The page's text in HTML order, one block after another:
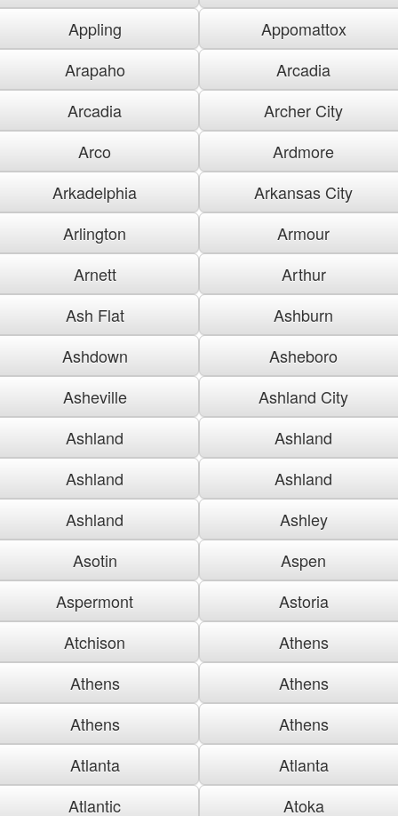
Appling
Appomattox
Arapaho
Arcadia
Arcadia
Archer City
Arco
Ardmore
Arkadelphia
Arkansas City
Arlington
Armour
Arnett
Arthur
Ash Flat
Ashburn
Ashdown
Asheboro
Asheville
Ashland City
Ashland
Ashland
Ashland
Ashland
Ashland
Ashley
Asotin
Aspen
Aspermont
Astoria
Atchison
Athens
Athens
Athens
Athens
Athens
Atlanta
Atlanta
Atlantic
Atoka